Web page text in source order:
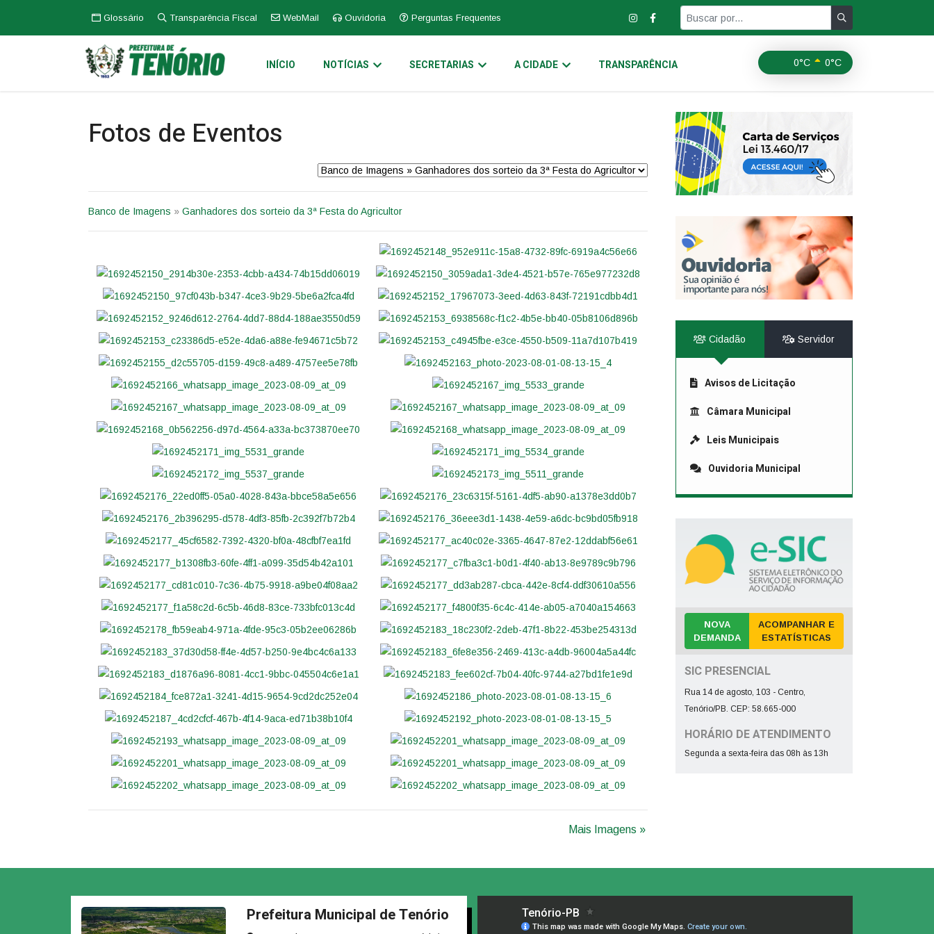
Glossário Transparência Fiscal WebMail Ouvidoria Perguntas Frequentes
0°C 0°C
INÍCIO NOTÍCIAS SECRETARIAS A CIDADE TRANSPARÊNCIA
Fotos de Eventos
Banco de Imagens » Ganhadores dos sorteio da 3ª Festa do Agricultor
Mais Imagens »
Cidadão Servidor
Avisos de Licitação
Câmara Municipal
Leis Municipais
Ouvidoria Municipal
NOVA
DEMANDA
ACOMPANHAR E
ESTATÍSTICAS
SIC PRESENCIAL
Rua 14 de agosto, 103 - Centro,
Tenório/PB. CEP: 58.665-000
HORÁRIO DE ATENDIMENTO
Segunda a sexta-feira das 08h às 13h
Prefeitura Municipal de Tenório